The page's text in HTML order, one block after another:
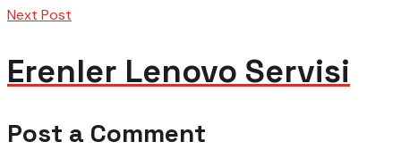
Next Post
Erenler Lenovo Servisi
Post a Comment